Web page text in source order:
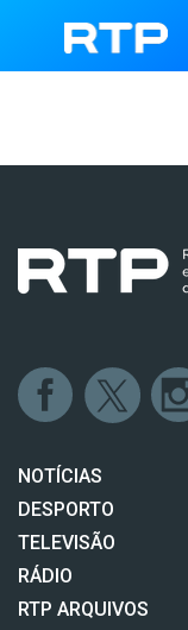
NOTÍCIAS
DESPORTO
TELEVISÃO
RÁDIO
RTP ARQUIVOS